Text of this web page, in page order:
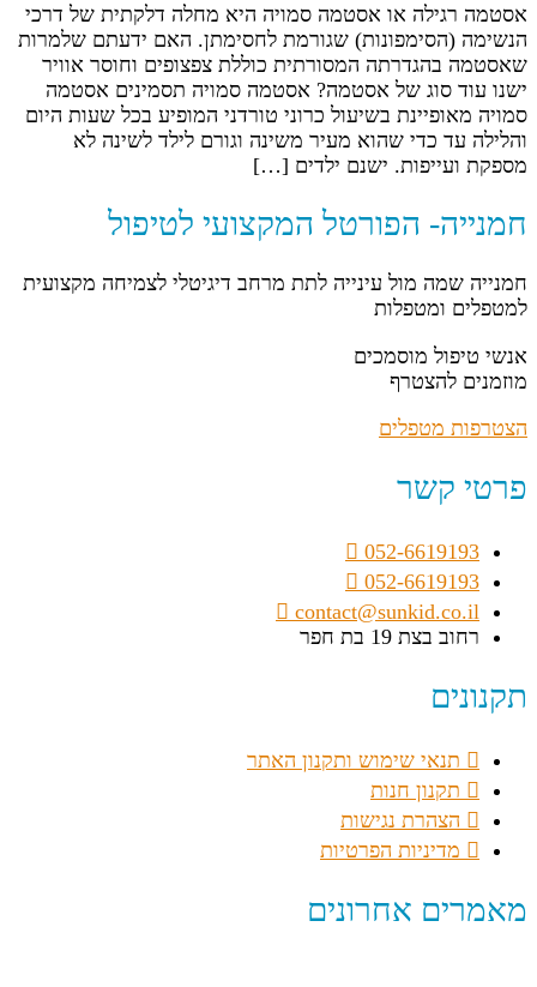
אסטמה רגילה או אסטמה סמויה היא מחלה דלקתית של דרכי
הנשימה (הסימפונות) שגורמת לחסימתן. האם ידעתם שלמרות
שאסטמה בהגדרתה המסורתית כוללת צפצופים וחוסר אוויר
ישנו עוד סוג של אסטמה? אסטמה סמויה תסמינים אסטמה
סמויה מאופיינת בשיעול כרוני טורדני המופיע בכל שעות היום
והלילה עד כדי שהוא מעיר משינה וגורם לילד לשינה לא
מספקת ועייפות. ישנם ילדים […]
חמנייה- הפורטל המקצועי לטיפול
חמנייה שמה מול עינייה לתת מרחב דיגיטלי לצמיחה מקצועית
למטפלים ומטפלות
אנשי טיפול מוסמכים
מוזמנים להצטרף
הצטרפות מטפלים
פרטי קשר
052-6619193
052-6619193
contact@sunkid.co.il
רחוב בצת 19 בת חפר
תקנונים
תנאי שימוש ותקנון האתר
תקנון חנות
הצהרת נגישות
מדיניות הפרטיות
מאמרים אחרונים